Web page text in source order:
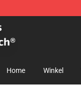
Shop
Home Winkel